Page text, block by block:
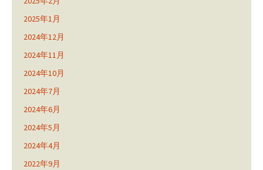
2025年1月
2024年12月
2024年11月
2024年10月
2024年7月
2024年6月
2024年5月
2024年4月
2022年9月